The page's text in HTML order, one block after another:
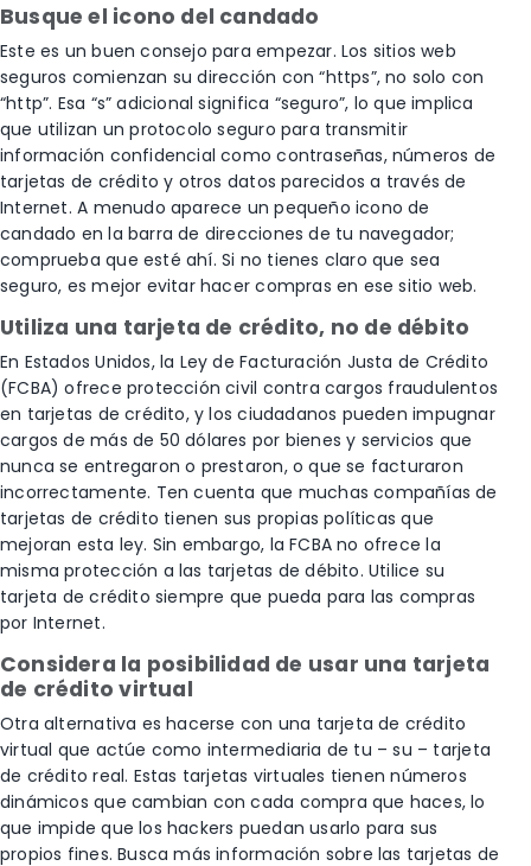
Busque el icono del candado
Este es un buen consejo para empezar. Los sitios web
seguros comienzan su dirección con “https”, no solo con
“http”. Esa “s” adicional significa “seguro”, lo que implica
que utilizan un protocolo seguro para transmitir
información confidencial como contraseñas, números de
tarjetas de crédito y otros datos parecidos a través de
Internet. A menudo aparece un pequeño icono de
candado en la barra de direcciones de tu navegador;
comprueba que esté ahí. Si no tienes claro que sea
seguro, es mejor evitar hacer compras en ese sitio web.
Utiliza una tarjeta de crédito, no de débito
En Estados Unidos, la Ley de Facturación Justa de Crédito
(FCBA) ofrece protección civil contra cargos fraudulentos
en tarjetas de crédito, y los ciudadanos pueden impugnar
cargos de más de 50 dólares por bienes y servicios que
nunca se entregaron o prestaron, o que se facturaron
incorrectamente. Ten cuenta que muchas compañías de
tarjetas de crédito tienen sus propias políticas que
mejoran esta ley. Sin embargo, la FCBA no ofrece la
misma protección a las tarjetas de débito. Utilice su
tarjeta de crédito siempre que pueda para las compras
por Internet.
Considera la posibilidad de usar una tarjeta
de crédito virtual
Otra alternativa es hacerse con una tarjeta de crédito
virtual que actúe como intermediaria de tu – su – tarjeta
de crédito real. Estas tarjetas virtuales tienen números
dinámicos que cambian con cada compra que haces, lo
que impide que los hackers puedan usarlo para sus
propios fines. Busca más información sobre las tarjetas de